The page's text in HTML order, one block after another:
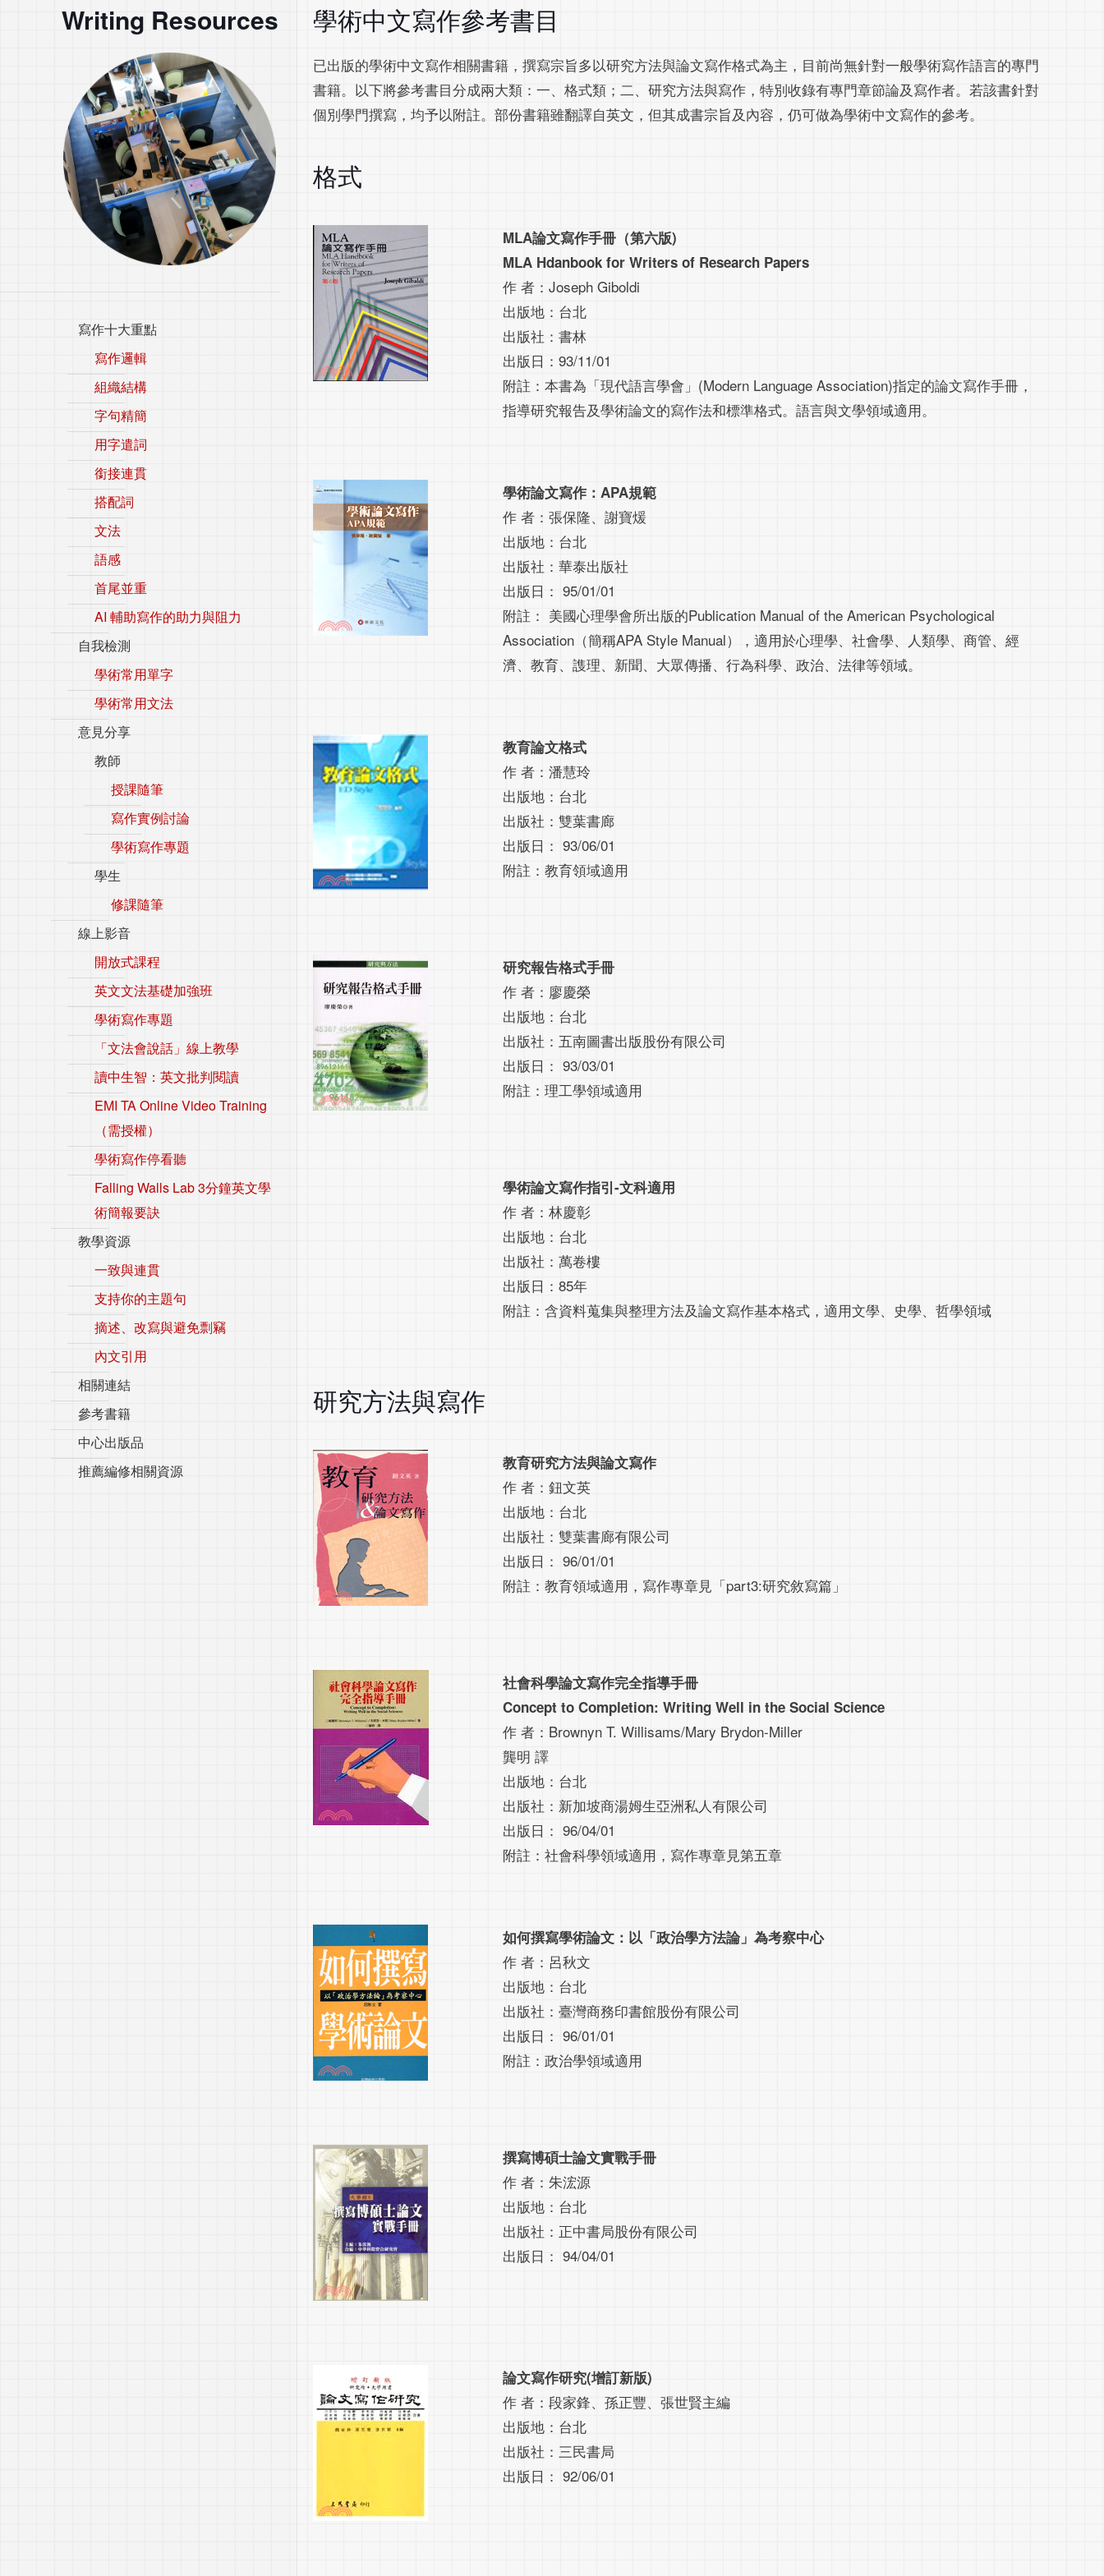
學術中文寫作參考書目
已出版的學術中文寫作相關書籍，撰寫宗旨多以研究方法與論文寫作格式為主，目前尚無針對一般學術寫作語言的專門
書籍。以下將參考書目分成兩大類：一、格式類；二、研究方法與寫作，特別收錄有專門章節論及寫作者。若該書針對
個別學門撰寫，均予以附註。部份書籍雖翻譯自英文，但其成書宗旨及內容，仍可做為學術中文寫作的參考。
格式
MLA論文寫作手冊（第六版)
MLA Hdanbook for Writers of Research Papers
作 者：Joseph Giboldi
出版地：台北
出版社：書林
出版日：93/11/01
附註：本書為「現代語言學會」(Modern Language Association)指定的論文寫作手冊，
指導研究報告及學術論文的寫作法和標準格式。語言與文學領域適用。
學術論文寫作：APA規範
作 者：張保隆、謝寶煖
出版地：台北
出版社：華泰出版社
出版日： 95/01/01
附註： 美國心理學會所出版的Publication Manual of the American Psychological
Association（簡稱APA Style Manual），適用於心理學、社會學、人類學、商管、經
濟、教育、謢理、新聞、大眾傳播、行為科學、政治、法律等領域。
教育論文格式
作 者：潘慧玲
出版地：台北
出版社：雙葉書廊
出版日： 93/06/01
附註：教育領域適用
研究報告格式手冊
作 者：廖慶榮
出版地：台北
出版社：五南圖書出版股份有限公司
出版日： 93/03/01
附註：理工學領域適用
學術論文寫作指引-文科適用
作 者：林慶彰
出版地：台北
出版社：萬卷樓
出版日：85年
附註：含資料蒐集與整理方法及論文寫作基本格式，適用文學、史學、哲學領域
研究方法與寫作
教育研究方法與論文寫作
作 者：鈕文英
出版地：台北
出版社：雙葉書廊有限公司
出版日： 96/01/01
附註：教育領域適用，寫作專章見「part3:研究敘寫篇」
社會科學論文寫作完全指導手冊
Concept to Completion: Writing Well in the Social Science
作 者：Brownyn T. Willisams/Mary Brydon-Miller
龔明 譯
出版地：台北
出版社：新加坡商湯姆生亞洲私人有限公司
出版日： 96/04/01
附註：社會科學領域適用，寫作專章見第五章
如何撰寫學術論文：以「政治學方法論」為考察中心
作 者：呂秋文
出版地：台北
出版社：臺灣商務印書館股份有限公司
出版日： 96/01/01
附註：政治學領域適用
撰寫博碩士論文實戰手冊
作 者：朱浤源
出版地：台北
出版社：正中書局股份有限公司
出版日： 94/04/01
論文寫作研究(增訂新版)
作 者：段家鋒、孫正豐、張世賢主編
出版地：台北
出版社：三民書局
出版日： 92/06/01
Writing Resources
寫作十大重點
寫作邏輯
組織結構
字句精簡
用字遣詞
銜接連貫
搭配詞
文法
語感
首尾並重
AI 輔助寫作的助力與阻力
自我檢測
學術常用單字
學術常用文法
意見分享
教師
授課隨筆
寫作實例討論
學術寫作專題
學生
修課隨筆
線上影音
開放式課程
英文文法基礎加強班
學術寫作專題
「文法會說話」線上教學
讀中生智：英文批判閱讀
EMI TA Online Video Training
（需授權）
學術寫作停看聽
Falling Walls Lab 3分鐘英文學
術簡報要訣
教學資源
一致與連貫
支持你的主題句
摘述、改寫與避免剽竊
內文引用
相關連結
參考書籍
中心出版品
推薦編修相關資源